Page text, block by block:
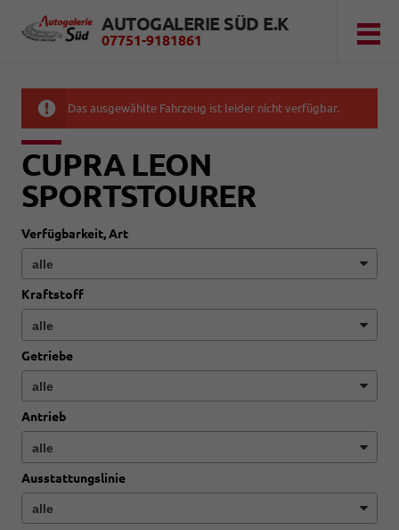
AUTOGALERIE SÜD E.K
07751-9181861
Das ausgewählte Fahrzeug ist leider nicht verfügbar.
CUPRA LEON
SPORTSTOURER
Verfügbarkeit, Art
Kraftstoff
Getriebe
Antrieb
Ausstattungslinie